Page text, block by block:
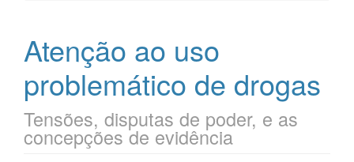
Atenção ao uso
problemático de drogas
Tensões, disputas de poder, e as
concepções de evidência